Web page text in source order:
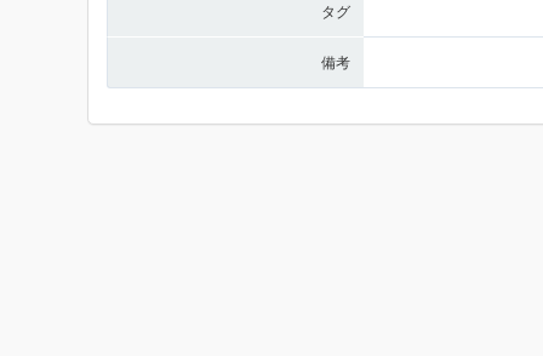
タグ
備考